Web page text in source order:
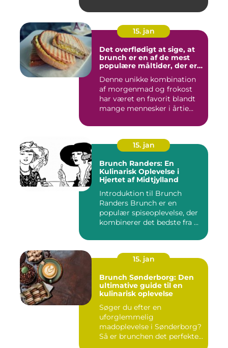
15. jan
Det overflødigt at sige, at
brunch er en af de mest
populære måltider, der er
Denne unikke kombination
af morgenmad og frokost
har været en favorit blandt
mange mennesker i årtie...
15. jan
Brunch Randers: En
Kulinarisk Oplevelse i
Hjertet af Midtjylland
Introduktion til Brunch
Randers Brunch er en
populær spiseoplevelse, der
kombinerer det bedste fra ...
15. jan
Brunch Sønderborg: Den
ultimative guide til en
kulinarisk oplevelse
Søger du efter en
uforglemmelig
madoplevelse i Sønderborg?
Så er brunchen det perfekte